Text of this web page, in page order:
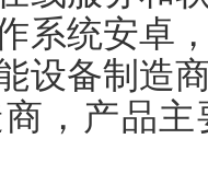
系统安卓
设备制造
，产品